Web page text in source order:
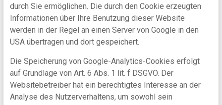
durch Sie ermöglichen. Die durch den Cookie erzeugten
Informationen über Ihre Benutzung dieser Website
werden in der Regel an einen Server von Google in den
USA übertragen und dort gespeichert.
Die Speicherung von Google-Analytics-Cookies erfolgt
auf Grundlage von Art. 6 Abs. 1 lit. f DSGVO. Der
Websitebetreiber hat ein berechtigtes Interesse an der
Analyse des Nutzerverhaltens, um sowohl sein